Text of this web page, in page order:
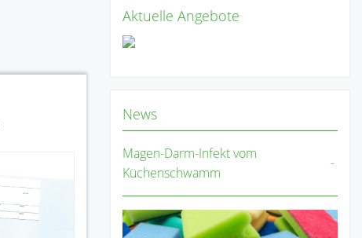
Aktuelle Angebote
News
Magen-Darm-Infekt vom
Küchenschwamm